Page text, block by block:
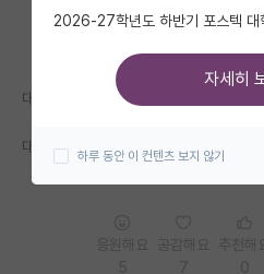
미국 유학 게시판
미국 대학원 합격 후기 게시판
대학원 합격 후기 게시판
대학평가나 학부생 선호도는 연대가 높고
대학원은 서카>>>>>>>>포 니깐 ㅇㅇ
2026-27학년도 하반기 포스텍 대
자세히
하루 동안 이 컨텐츠 보지 않기